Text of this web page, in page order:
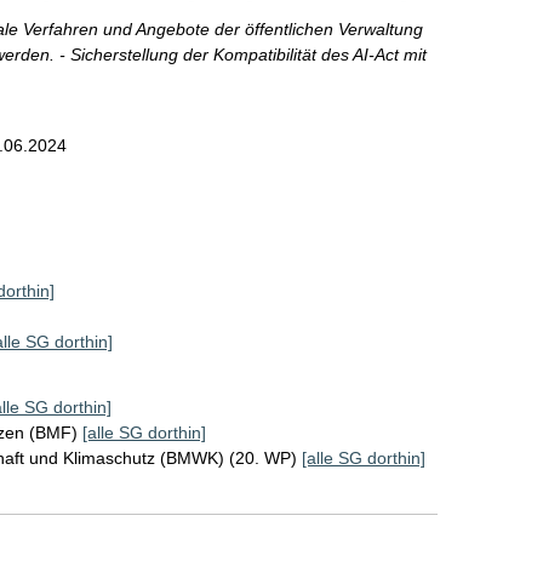
Verfahren und Angebote der öffentlichen Verwaltung
- Sicherstellung der Kompatibilität des AI-Act mit
SG dorthin]
SG dorthin]
(BMF) [alle SG dorthin]
und Klimaschutz (BMWK) (20. WP) [alle SG dorthin]